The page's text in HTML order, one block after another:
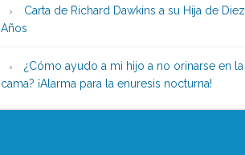
Carta de Richard Dawkins a su Hija de Diez
Años
¿Cómo ayudo a mi hijo a no orinarse en la
cama? ¡Alarma para la enuresis nocturna!